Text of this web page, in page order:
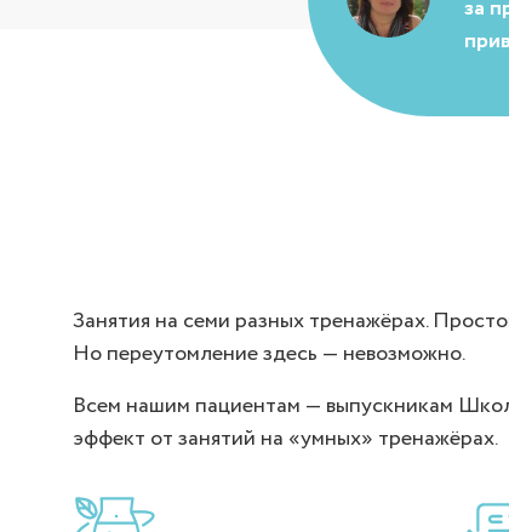
за
Занятия на семи разных тренажёрах.
Но переутомление здесь — невозможно.
Всем нашим пациентам — выпускникам
эффект от занятий на «умных» тренажёрах.